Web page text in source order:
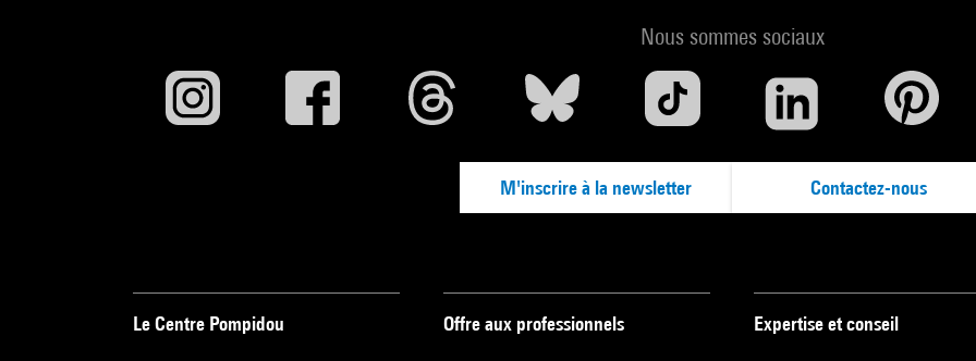
Nous sommes sociaux
M'inscrire à la newsletter Contactez-nous
Le Centre Pompidou Offre aux professionnels Expertise et conseil